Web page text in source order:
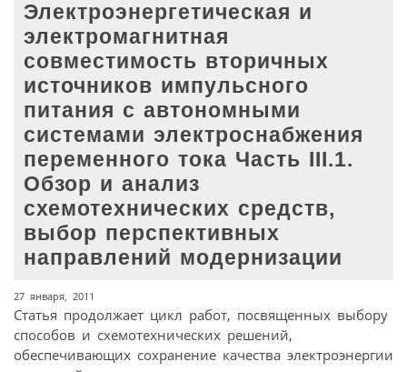
Электроэнергетическая и
электромагнитная
совместимость вторичных
источников импульсного
питания с автономными
системами электроснабжения
переменного тока Часть III.1.
Обзор и анализ
схемотехнических средств,
выбор перспективных
направлений модернизации
27 января, 2011
Cтатья продолжает цикл работ, посвященных выбору
способов и схемотехнических решений,
обеспечивающих сохранение качества электроэнергии